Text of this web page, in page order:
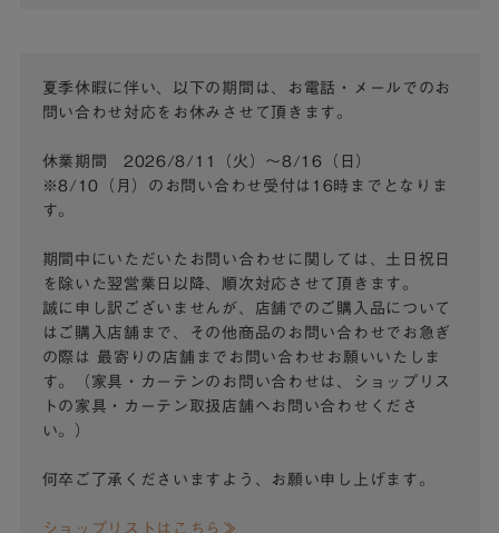
夏季休暇に伴い、以下の期間は、お電話・メールでのお
問い合わせ対応をお休みさせて頂きます。
休業期間 2026/8/11（火）～8/16（日）
※8/10（月）のお問い合わせ受付は16時までとなりま
す。
期間中にいただいたお問い合わせに関しては、土日祝日
を除いた翌営業日以降、順次対応させて頂きます。
誠に申し訳ございませんが、店舗でのご購入品について
はご購入店舗まで、その他商品のお問い合わせでお急ぎ
の際は
最寄りの店舗までお問い合わせお願いいたしま
す。（家具・カーテンのお問い合わせは、ショップリス
トの家具・カーテン取扱店舗へお問い合わせくださ
い。）
何卒ご了承くださいますよう、お願い申し上げます。
ショップリストはこちら≫